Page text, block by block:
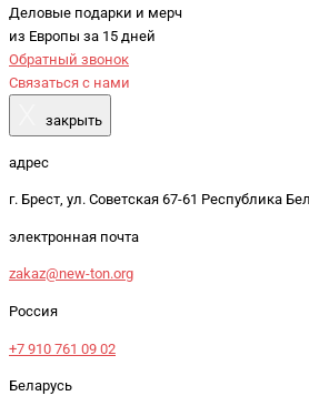
Деловые подарки и мерч
из Европы за 15 дней
Обратный звонок
Связаться с нами
закрыть
адрес
г. Брест, ул. Советская 67-61 Республика
электронная почта
zakaz@new-ton.org
Россия
+7 910 761 09 02
Беларусь